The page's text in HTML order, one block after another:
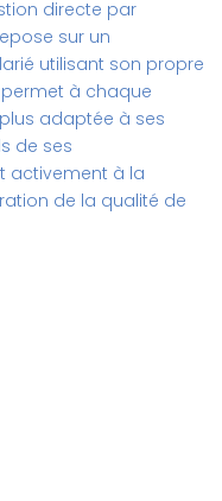
directe par
sur un
utilisant son propre
à chaque
adaptée à ses
de ses
activement à la
de la qualité de